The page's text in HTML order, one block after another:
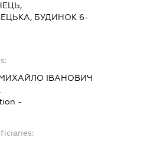
БУДИНОК 6-
ІВАНОВИЧ
-